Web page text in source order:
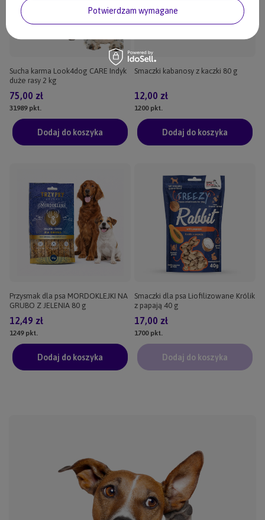
Sucha karma Look4dog CARE Indyk
duże rasy 2 kg
75,00 zł
31989pkt.
Dodaj do koszyka
Smaczki kabanosy z kaczki 80 g
12,00 zł
1200pkt.
Dodaj do koszyka
Przysmak dla psa MORDOKLEJKI NA
GRUBO Z JELENIA 80 g
12,49 zł
1249pkt.
Dodaj do koszyka
Smaczki dla psa Liofilizowane Królik
z papają 40 g
17,00 zł
1700pkt.
Dodaj do koszyka
Potwierdzam wymagane